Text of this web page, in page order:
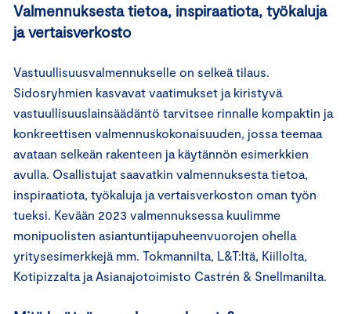
Valmennuksesta tietoa, inspiraatiota, työkaluja
ja vertaisverkosto
Vastuullisuusvalmennukselle on selkeä tilaus.
Sidosryhmien kasvavat vaatimukset ja kiristyvä
vastuullisuuslainsäädäntö tarvitsee rinnalle kompaktin ja
konkreettisen valmennuskokonaisuuden, jossa teemaa
avataan selkeän rakenteen ja käytännön esimerkkien
avulla. Osallistujat saavatkin valmennuksesta tietoa,
inspiraatiota, työkaluja ja vertaisverkoston oman työn
tueksi. Kevään 2023 valmennuksessa kuulimme
monipuolisten asiantuntijapuheenvuorojen ohella
yritysesimerkkejä mm. Tokmannilta, L&T:ltä, Kiillolta,
Kotipizzalta ja Asianajotoimisto Castrén & Snellmanilta.